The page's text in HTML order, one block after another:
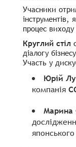
Учасники
інструментів,
процес
Круглий стіл
діалогу
Участь у
Юрій
компанія
Марина